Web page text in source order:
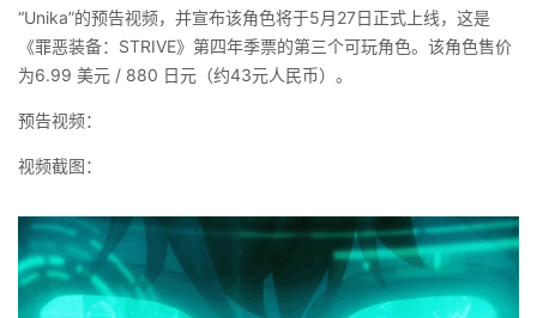
“Unika”的预告视频，并宣布该角色将于5月27日正式上线，这是
《罪恶装备：STRIVE》第四年季票的第三个可玩角色。该角色售价
为6.99 美元 / 880 日元（约43元人民币）。
预告视频：
视频截图：